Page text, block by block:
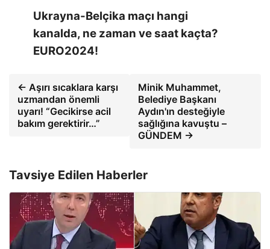
Ukrayna-Belçika maçı hangi
kanalda, ne zaman ve saat kaçta?
EURO2024!
← Aşırı sıcaklara karşı
uzmandan önemli
uyarı! “Gecikirse acil
bakım gerektirir…”
Minik Muhammet,
Belediye Başkanı
Aydın'ın desteğiyle
sağlığına kavuştu –
GÜNDEM →
Tavsiye Edilen Haberler